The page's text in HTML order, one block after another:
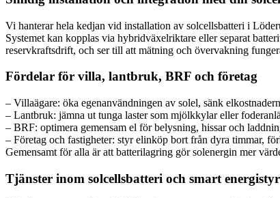
Vi hanterar hela kedjan vid installation av solcellsbatteri i
Systemet kan kopplas via hybridväxelriktare eller separat
reservkraftsdrift, och ser till att mätning och övervakning
Fördelar för villa, lantbruk, BRF och företag
– Villaägare: öka egenanvändningen av solel, sänk
– Lantbruk: jämna ut tunga laster som mjölkkylar eller
– BRF: optimera gemensam el för belysning, hissar och
– Företag och fastigheter: styr elinköp bort från dyra timmar,
Gemensamt för alla är att batterilagring gör solenergin mer
Tjänster inom solcellsbatteri och smart